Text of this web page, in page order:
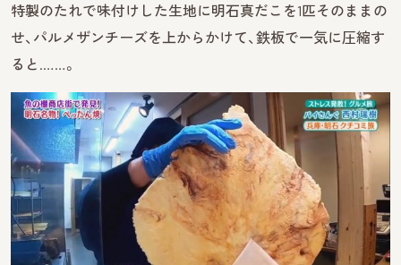
特製のたれで味付けした生地に明石真だこを1匹そのままの
せ、パルメザンチーズを上からかけて、鉄板で一気に圧縮す
ると.……。